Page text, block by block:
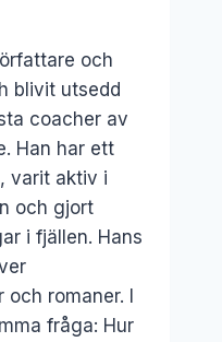
och
blivit utsedd
coacher av
Han har ett
varit aktiv i
och gjort
i fjällen. Hans
romaner. I
fråga: Hur